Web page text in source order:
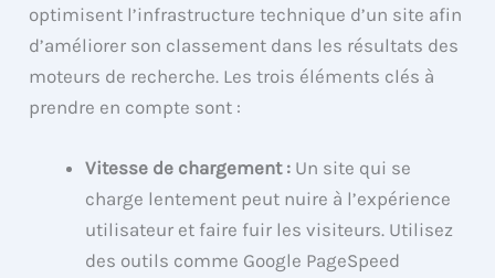
optimisent l’infrastructure technique d’un site afin
d’améliorer son classement dans les résultats des
moteurs de recherche. Les trois éléments clés à
prendre en compte sont :
Vitesse de chargement : Un site qui se
charge lentement peut nuire à l’expérience
utilisateur et faire fuir les visiteurs. Utilisez
des outils comme Google PageSpeed